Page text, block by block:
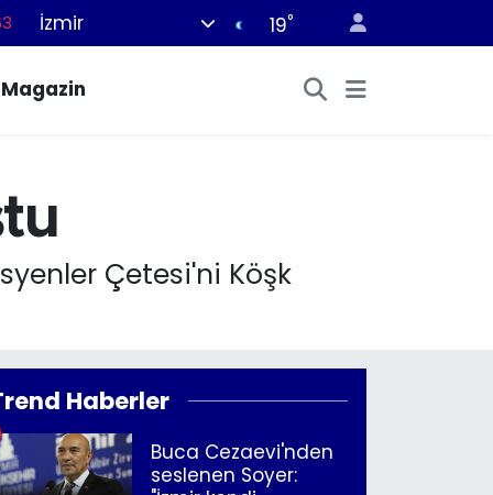
İzmir 19°
Magazin
Çetesi'ni Köşk
Haberler
Buca Cezaevi'nden
seslenen Soyer: